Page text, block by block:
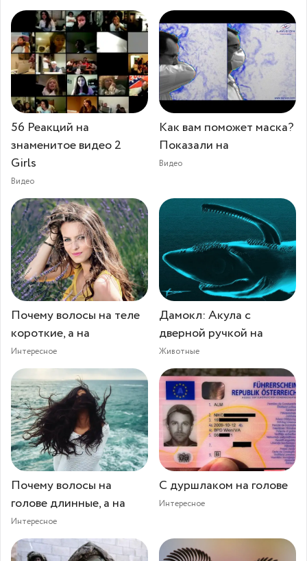
56 Реакций на
знаменитое видео 2
Girls
Видео
Как вам поможет маска?
Показали на
Видео
Почему волосы на теле
короткие, а на
Интересное
Дамокл: Акула с
дверной ручкой на
Животные
Почему волосы на
голове длинные, а на
Интересное
С дуршлаком на голове
Интересное